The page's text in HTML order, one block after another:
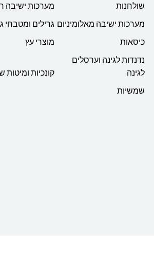
שולחנות
מערכות ישיבה
מערכות ישיבה מאלומיניום גרילים ומטבחי
כיסאות
מוצרי עץ
נדנדות לגינה וערסלים
לגינה
קונכיות ומיטות
שמשיות